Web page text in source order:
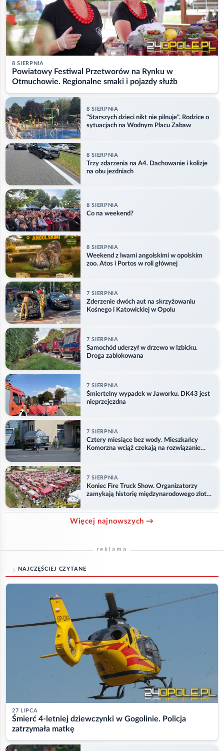
8 SIERPNIA
Powiatowy Festiwal Przetworów na Rynku w
Otmuchowie. Regionalne smaki i pojazdy służb
8 SIERPNIA
"Starszych dzieci nikt nie pilnuje". Rodzice o
sytuacjach na Wodnym Placu Zabaw
8 SIERPNIA
Trzy zdarzenia na A4. Dachowanie i kolizje
na obu jezdniach
8 SIERPNIA
Co na weekend?
8 SIERPNIA
Weekend z lwami angolskimi w opolskim
zoo. Atos i Portos w roli głównej
7 SIERPNIA
Zderzenie dwóch aut na skrzyżowaniu
Kośnego i Katowickiej w Opolu
7 SIERPNIA
Samochód uderzył w drzewo w Izbicku.
Droga zablokowana
7 SIERPNIA
Śmiertelny wypadek w Jaworku. DK43 jest
nieprzejezdna
7 SIERPNIA
Cztery miesiące bez wody. Mieszkańcy
Komorzna wciąż czekają na rozwiązanie
7 SIERPNIA
Koniec Fire Truck Show. Organizatorzy
zamykają historię międzynarodowego zlotu
Więcej najnowszych →
reklama
NAJCZĘŚCIEJ CZYTANE
27 LIPCA
Śmierć 4-letniej dziewczynki w Gogolinie. Policja
zatrzymała matkę